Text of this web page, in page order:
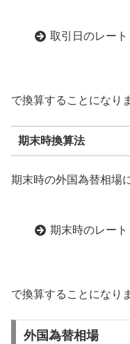
取引日のレート
で換算することになり
期末時換算法
期末時の外国為替相場
期末時のレート
で換算することになり
外国為替相場